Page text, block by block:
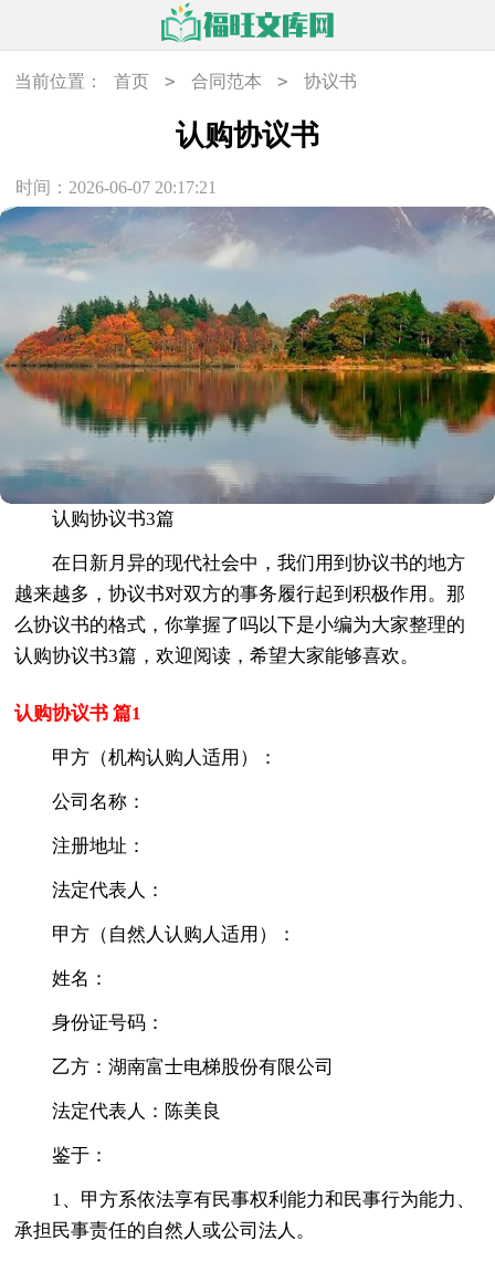
当前位置： 首页 > 合同范本 > 协议书
认购协议书
时间：2026-06-07 20:17:21
认购协议书3篇
在日新月异的现代社会中，我们用到协议书的地方
越来越多，协议书对双方的事务履行起到积极作用。那
么协议书的格式，你掌握了吗以下是小编为大家整理的
认购协议书3篇，欢迎阅读，希望大家能够喜欢。
认购协议书 篇1
甲方（机构认购人适用）：
公司名称：
注册地址：
法定代表人：
甲方（自然人认购人适用）：
姓名：
身份证号码：
乙方：湖南富士电梯股份有限公司
法定代表人：陈美良
鉴于：
1、甲方系依法享有民事权利能力和民事行为能力、
承担民事责任的自然人或公司法人。